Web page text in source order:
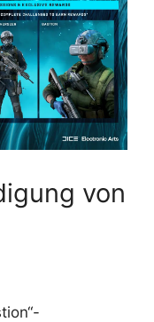
von